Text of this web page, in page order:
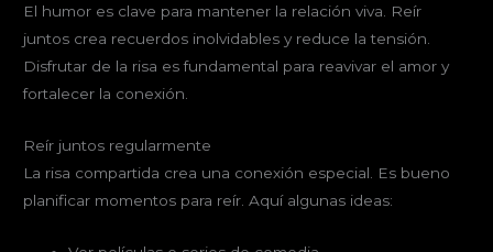
El humor es clave para mantener la relación viva. Reír
juntos crea recuerdos inolvidables y reduce la tensión.
Disfrutar de la risa es fundamental para reavivar el amor y
fortalecer la conexión.
Reír juntos regularmente
La risa compartida crea una conexión especial. Es bueno
planificar momentos para reír. Aquí algunas ideas: